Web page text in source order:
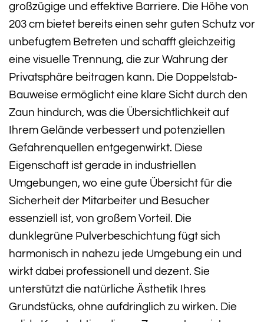
großzügige und effektive Barriere. Die Höhe von
203 cm bietet bereits einen sehr guten Schutz vor
unbefugtem Betreten und schafft gleichzeitig
eine visuelle Trennung, die zur Wahrung der
Privatsphäre beitragen kann. Die Doppelstab-
Bauweise ermöglicht eine klare Sicht durch den
Zaun hindurch, was die Übersichtlichkeit auf
Ihrem Gelände verbessert und potenziellen
Gefahrenquellen entgegenwirkt. Diese
Eigenschaft ist gerade in industriellen
Umgebungen, wo eine gute Übersicht für die
Sicherheit der Mitarbeiter und Besucher
essenziell ist, von großem Vorteil. Die
dunklegrüne Pulverbeschichtung fügt sich
harmonisch in nahezu jede Umgebung ein und
wirkt dabei professionell und dezent. Sie
unterstützt die natürliche Ästhetik Ihres
Grundstücks, ohne aufdringlich zu wirken. Die